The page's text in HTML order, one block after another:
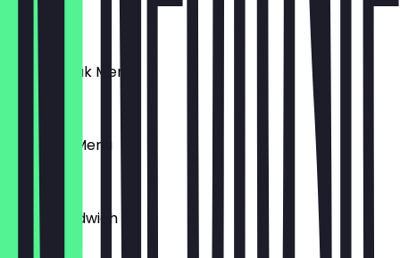
6,50 €
Puten Steak Menü
9,90 €
Schnitzel Menü
9,90 €
Toast Sandwich